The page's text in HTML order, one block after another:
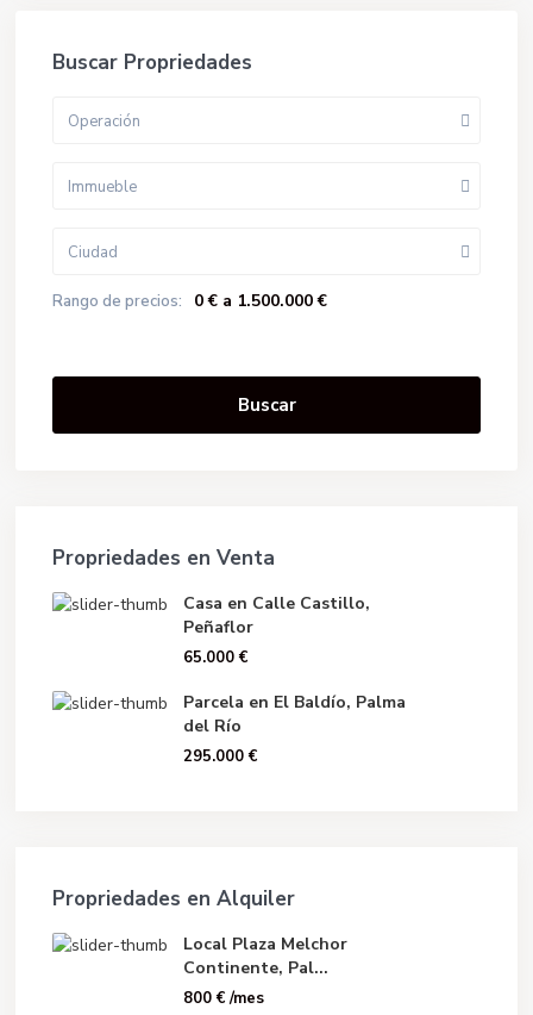
Buscar Propriedades
Operación
Immueble
Ciudad
Rango de precios: 0 € a 1.500.000 €
Buscar
Propriedades en Venta
Casa en Calle Castillo,
Peñaflor
65.000 €
Parcela en El Baldío, Palma
del Río
295.000 €
Propriedades en Alquiler
Local Plaza Melchor
Continente, Pal...
800 €/mes